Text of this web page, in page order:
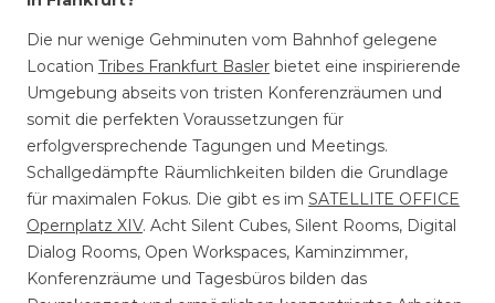
Die nur wenige Gehminuten vom Bahnhof gelegene
Location Tribes Frankfurt Basler bietet eine inspirierende
Umgebung abseits von tristen Konferenzräumen und
somit die perfekten Voraussetzungen für
erfolgversprechende Tagungen und Meetings.
Schallgedämpfte Räumlichkeiten bilden die Grundlage
für maximalen Fokus. Die gibt es im SATELLITE OFFICE
Opernplatz XIV. Acht Silent Cubes, Silent Rooms, Digital
Dialog Rooms, Open Workspaces, Kaminzimmer,
Konferenzräume und Tagesbüros bilden das